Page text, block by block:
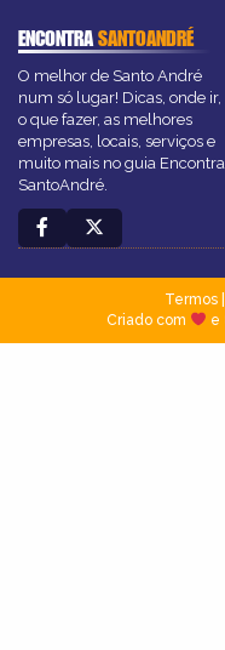
ENCONTRASANTOANDRÉ
O melhor de Santo André
num só lugar! Dicas, onde ir,
o que fazer, as melhores
empresas, locais, serviços e
muito mais no guia Encontra
SantoAndré.
Termos|
Criado com
e